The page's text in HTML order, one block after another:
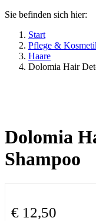
Sie befinden sich hier:
Start
Pflege &
Haare
Dolomia Hair
Dolomia
Shampoo
€ 12,50